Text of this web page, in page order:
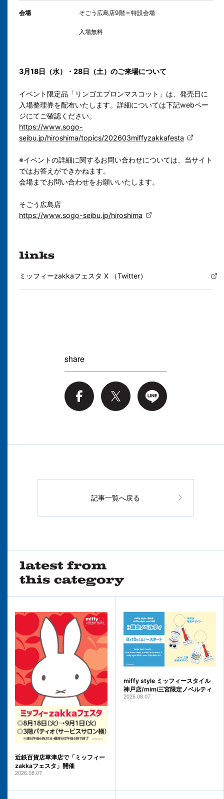
会場 そごう広島店9階＝特設会場
入場無料
3月18日（水）・28日（土）のご来場について
イベント限定品「リンゴエプロンマスコット」は、発売日に
入場整理券を配布いたします。詳細については下記webペー
ジにてご確認ください。
https://www.sogo-
seibu.jp/hiroshima/topics/202603miffyzakkafesta
※イベントの詳細に関するお問い合わせについては、当サイト
ではお答えができかねます。
会場までお問い合わせをお願いいたします。
そごう広島店
https://www.sogo-seibu.jp/hiroshima
ミッフィーzakkaフェスタ X （Twitter）
share
記事一覧へ戻る
近鉄百貨店草津店で「ミッフィー
zakkaフェスタ」開催
2026.08.07
miffy style ミッフィースタイル
神戸店/mimi三宮限定ノベルティ
2026.08.07